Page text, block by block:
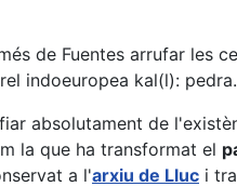
de Fuentes arrufar les
indoeuropea kal(l): pedra.
absolutament de
la que ha transformat el
a l'arxiu de Lluc i